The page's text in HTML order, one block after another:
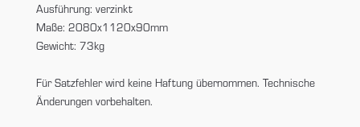
Ausführung: verzinkt
Maße: 2080x1120x90mm
Gewicht: 73kg
Für Satzfehler wird keine Haftung übernommen. Technische
Änderungen vorbehalten.